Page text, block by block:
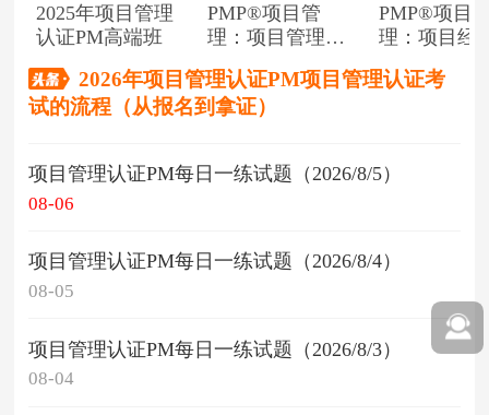
2025年项目管理
认证PM高端班
PMP®项目管
理：项目管理的
PMP®项目
理：项目经
2026年项目管理认证PM项目管理认证考
试的流程（从报名到拿证）
项目管理认证PM每日一练试题（2026/8/5）
08-06
项目管理认证PM每日一练试题（2026/8/4）
08-05
项目管理认证PM每日一练试题（2026/8/3）
08-04